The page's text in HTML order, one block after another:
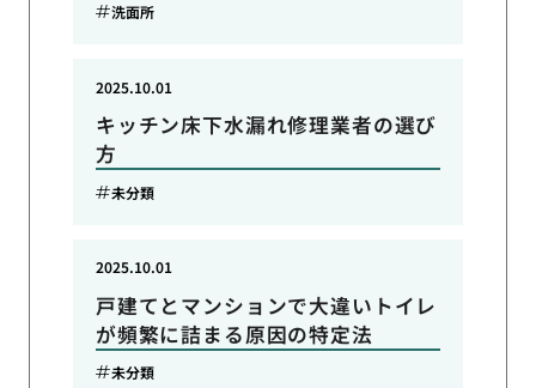
洗面所
キッチン床下水漏れ修理業者の選び
方
2025.10.01
未分類
戸建てとマンションで大違いトイレ
が頻繁に詰まる原因の特定法
2025.10.01
未分類